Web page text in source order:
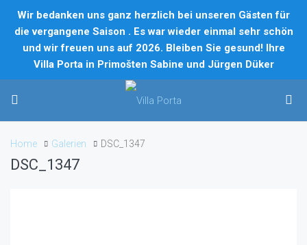
Wir bedanken uns ganz herzlich bei unseren Gästen für
die vergangene Saison . Es war wieder einmal sehr schön
und wir freuen uns auf 2026. Bleiben Sie gesund! Ihre
Villa Porta in Primošten Sabine und Jürgen Düker
Home Galerien DSC_1347
DSC_1347